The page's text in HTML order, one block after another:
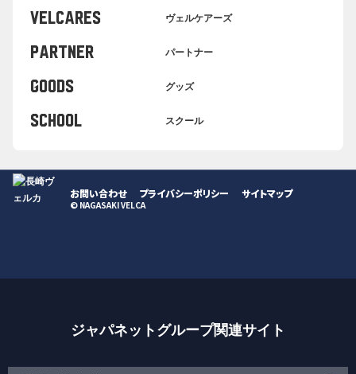
VELCARES ヴェルケアーズ
PARTNER パートナー
GOODS グッズ
SCHOOL スクール
お問い合わせ プライバシーポリシー サイトマップ
© NAGASAKI VELCA
ジャパネットグループ関連サイト